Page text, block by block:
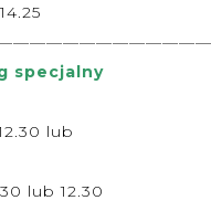
specjalny
lub
lub 12.30